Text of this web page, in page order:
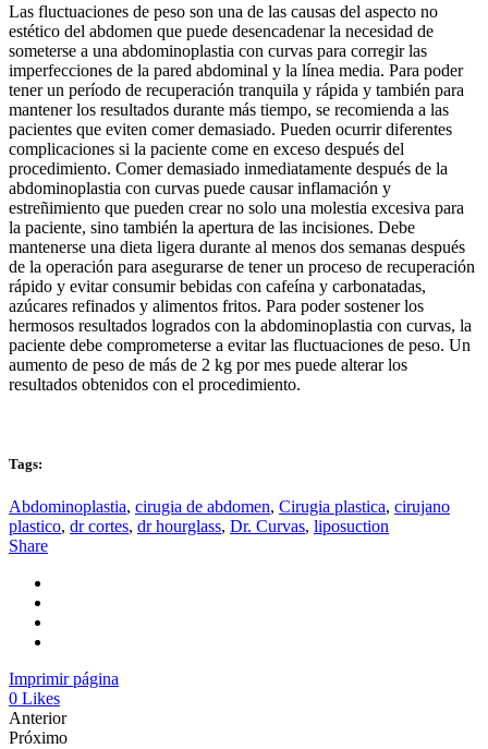
Las fluctuaciones de peso son una de las causas del aspecto no
estético del abdomen que puede desencadenar la necesidad de
someterse a una abdominoplastia con curvas para corregir las
imperfecciones de la pared abdominal y la línea media. Para poder
tener un período de recuperación tranquila y rápida y también para
mantener los resultados durante más tiempo, se recomienda a las
pacientes que eviten comer demasiado. Pueden ocurrir diferentes
complicaciones si la paciente come en exceso después del
procedimiento. Comer demasiado inmediatamente después de la
abdominoplastia con curvas puede causar inflamación y
estreñimiento que pueden crear no solo una molestia excesiva para
la paciente, sino también la apertura de las incisiones. Debe
mantenerse una dieta ligera durante al menos dos semanas después
de la operación para asegurarse de tener un proceso de recuperación
rápido y evitar consumir bebidas con cafeína y carbonatadas,
azúcares refinados y alimentos fritos. Para poder sostener los
hermosos resultados logrados con la abdominoplastia con curvas, la
paciente debe comprometerse a evitar las fluctuaciones de peso. Un
aumento de peso de más de 2 kg por mes puede alterar los
resultados obtenidos con el procedimiento.
Tags:
Abdominoplastia, cirugia de abdomen, Cirugia plastica, cirujano
plastico, dr cortes, dr hourglass, Dr. Curvas, liposuction
Share
Imprimir página
0 Likes
Anterior
Próximo